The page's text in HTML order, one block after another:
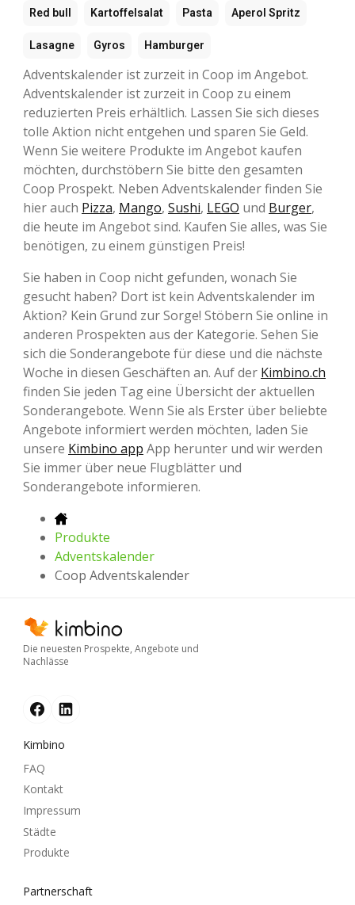
Red bull Kartoffelsalat Pasta Aperol Spritz
Lasagne Gyros Hamburger
Adventskalender ist zurzeit in Coop im Angebot.
Adventskalender ist zurzeit in Coop zu einem
reduzierten Preis erhältlich. Lassen Sie sich dieses
tolle Aktion nicht entgehen und sparen Sie Geld.
Wenn Sie weitere Produkte im Angebot kaufen
möchten, durchstöbern Sie bitte den gesamten
Coop Prospekt. Neben Adventskalender finden Sie
hier auch Pizza, Mango, Sushi, LEGO und Burger,
die heute im Angebot sind. Kaufen Sie alles, was Sie
benötigen, zu einem günstigen Preis!
Sie haben in Coop nicht gefunden, wonach Sie
gesucht haben? Dort ist kein Adventskalender im
Aktion? Kein Grund zur Sorge! Stöbern Sie online in
anderen Prospekten aus der Kategorie. Sehen Sie
sich die Sonderangebote für diese und die nächste
Woche in diesen Geschäften an. Auf der Kimbino.ch
finden Sie jeden Tag eine Übersicht der aktuellen
Sonderangebote. Wenn Sie als Erster über beliebte
Angebote informiert werden möchten, laden Sie
unsere Kimbino app App herunter und wir werden
Sie immer über neue Flugblätter und
Sonderangebote informieren.
Produkte
Adventskalender
Coop Adventskalender
Die neuesten Prospekte, Angebote und
Nachlässe
Kimbino
FAQ
Kontakt
Impressum
Städte
Produkte
Partnerschaft